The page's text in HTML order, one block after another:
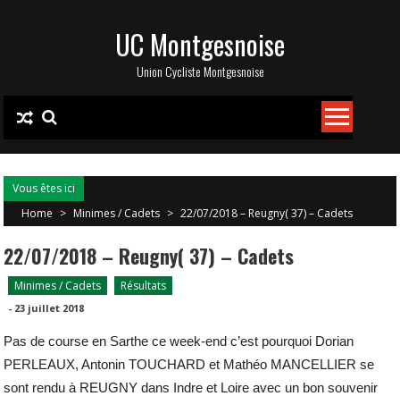
UC Montgesnoise
Union Cycliste Montgesnoise
Vous êtes ici
Home > Minimes / Cadets > 22/07/2018 – Reugny( 37) – Cadets
22/07/2018 – Reugny( 37) – Cadets
Minimes / Cadets Résultats
- 23 juillet 2018
Pas de course en Sarthe ce week-end c’est pourquoi Dorian
PERLEAUX, Antonin TOUCHARD et Mathéo MANCELLIER se
sont rendu à REUGNY dans Indre et Loire avec un bon souvenir